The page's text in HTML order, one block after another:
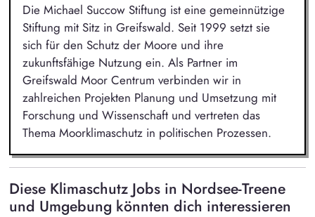
Die Michael Succow Stiftung ist eine gemeinnützige
Stiftung mit Sitz in Greifswald. Seit 1999 setzt sie
sich für den Schutz der Moore und ihre
zukunftsfähige Nutzung ein. Als Partner im
Greifswald Moor Centrum verbinden wir in
zahlreichen Projekten Planung und Umsetzung mit
Forschung und Wissenschaft und vertreten das
Thema Moorklimaschutz in politischen Prozessen.
Diese Klimaschutz Jobs in Nordsee-Treene
und Umgebung könnten dich interessieren